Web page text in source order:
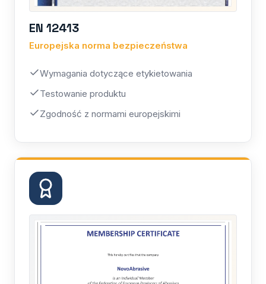
EN 12413
Europejska norma bezpieczeństwa
Wymagania dotyczące etykietowania
Testowanie produktu
Zgodność z normami europejskimi